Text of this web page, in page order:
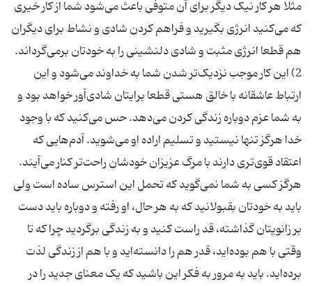
مثلا هر کار نیک دیگر برای آن متوفی باعث می‌شود شما از کار خیری
که می‌کنید انرژی بگیرید و فراهم کردن شادی و نشاط برای دیگران
هم قطعا انرژی مثبت و شادی دلنشینی را به خودتان برمی‌گرداند.
2) این کار موجب نزدیک‌تر شدن شما به خداوند می‌شود و این
ارتباط عاشقانه با خالق هستی قطعا برایتان شادی‌آور خواهد بود و
به شما عزم دوباره زندگی کردن می‌دهد. حس می‌کنید که با وجود
خدا هرگز تنها نیستید و تسلیم اراده او می‌شوید. آدم‌هایی که
اعتقاد قوی‌تری دارند با مرگ عزیزان خودشان راحت‌تر کنار می‌‌آیند.
هرگز کسی به شما نمی‌گوید که تحمل این استرس ساده است ولی
باید به خودتان بقبولانید که به هر حال، او رفته و دوباره باید دست
بر زانویتان گذاشته، قد راست کنید و به زندگی برگردید چرا که تا
وقتی با هم بوده‌اید، قدر هم را دانسته‌اید و با هم از زندگی لذت
برده‌اید. باید به مرور به فکر این باشید که یک معنای جدید را در